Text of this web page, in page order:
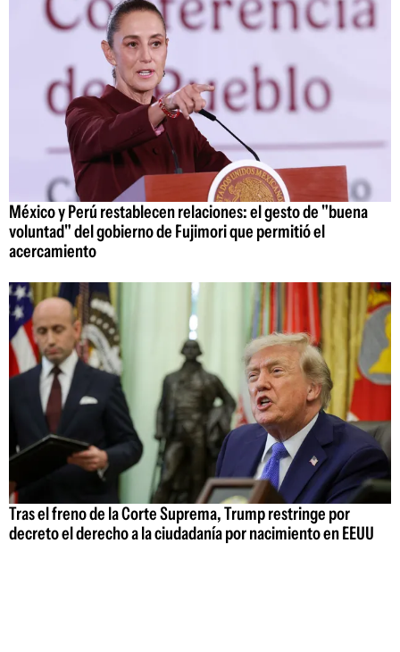
México y Perú restablecen relaciones: el gesto de "buena
voluntad" del gobierno de Fujimori que permitió el
acercamiento
Tras el freno de la Corte Suprema, Trump restringe por
decreto el derecho a la ciudadanía por nacimiento en EEUU